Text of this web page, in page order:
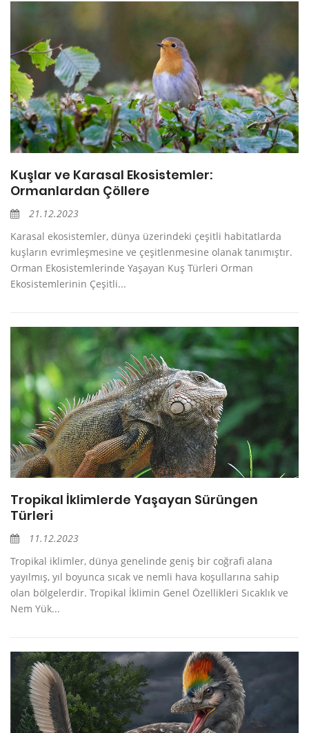
Kuşlar ve Karasal Ekosistemler:
Ormanlardan Çöllere
21.12.2023
Karasal ekosistemler, dünya üzerindeki çeşitli habitatlarda
kuşların evrimleşmesine ve çeşitlenmesine olanak tanımıştır.
Orman Ekosistemlerinde Yaşayan Kuş Türleri Orman
Ekosistemlerinin Çeşitli...
Tropikal İklimlerde Yaşayan Sürüngen
Türleri
11.12.2023
Tropikal iklimler, dünya genelinde geniş bir coğrafi alana
yayılmış, yıl boyunca sıcak ve nemli hava koşullarına sahip
olan bölgelerdir. Tropikal İklimin Genel Özellikleri Sıcaklık ve
Nem Yük...